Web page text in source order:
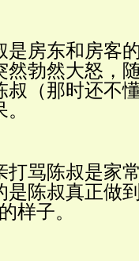
是房东和房客
然勃然大怒，
叔（那时还不
打骂陈叔是家
是陈叔真正做
样子。